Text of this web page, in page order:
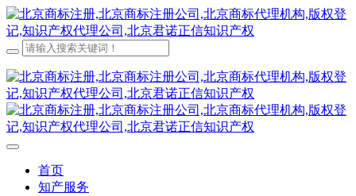
首页
知产服务